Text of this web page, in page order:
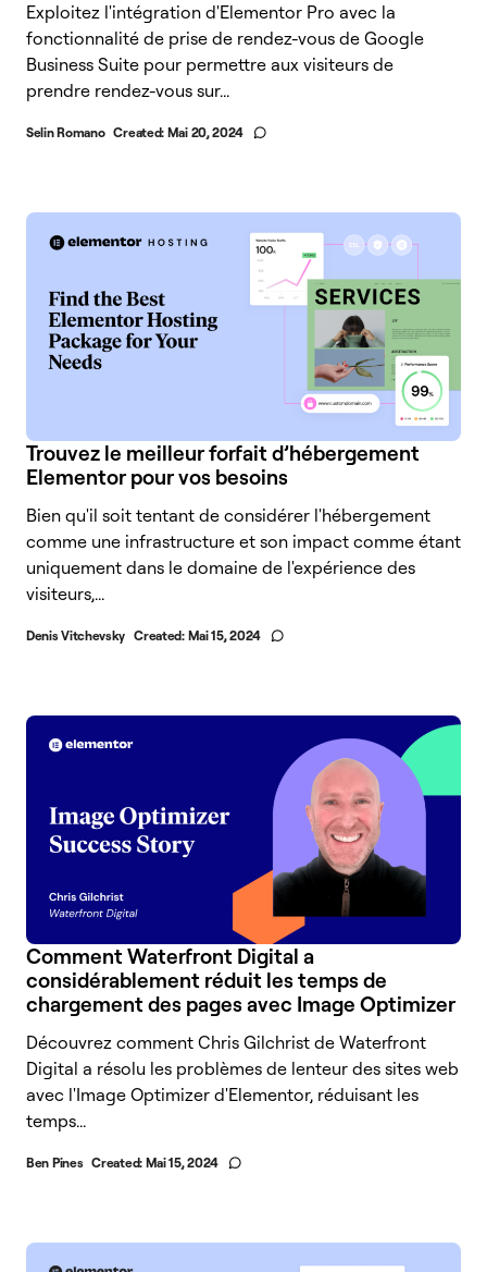
Exploitez l'intégration d'Elementor Pro avec la
fonctionnalité de prise de rendez-vous de Google
Business Suite pour permettre aux visiteurs de
prendre rendez-vous sur...
Selin Romano Created: Mai 20, 2024
Trouvez le meilleur forfait d’hébergement
Elementor pour vos besoins
Bien qu'il soit tentant de considérer l'hébergement
comme une infrastructure et son impact comme étant
uniquement dans le domaine de l'expérience des
visiteurs,...
Denis Vitchevsky Created: Mai 15, 2024
Comment Waterfront Digital a
considérablement réduit les temps de
chargement des pages avec Image Optimizer
Découvrez comment Chris Gilchrist de Waterfront
Digital a résolu les problèmes de lenteur des sites web
avec l'Image Optimizer d'Elementor, réduisant les
temps...
Ben Pines Created: Mai 15, 2024